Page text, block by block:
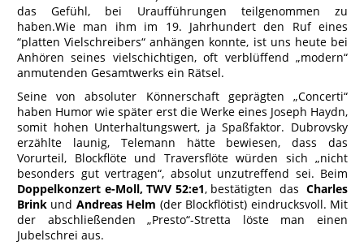
das Gefühl, bei Uraufführungen teilgenommen zu
haben.Wie man ihm im 19. Jahrhundert den Ruf eines
“platten Vielschreibers“ anhängen konnte, ist uns heute bei
Anhören seines vielschichtigen, oft verblüffend „modern“
anmutenden Gesamtwerks ein Rätsel.
Seine von absoluter Könnerschaft geprägten „Concerti“
haben Humor wie später erst die Werke eines Joseph Haydn,
somit hohen Unterhaltungswert, ja Spaßfaktor. Dubrovsky
erzählte launig, Telemann hätte bewiesen, dass das
Vorurteil, Blockflöte und Traversflöte würden sich „nicht
besonders gut vertragen“, absolut unzutreffend sei. Beim
Doppelkonzert e-Moll, TWV 52:e1, bestätigten das Charles
Brink und Andreas Helm (der Blockflötist) eindrucksvoll. Mit
der abschließenden „Presto“-Stretta löste man einen
Jubelschrei aus.